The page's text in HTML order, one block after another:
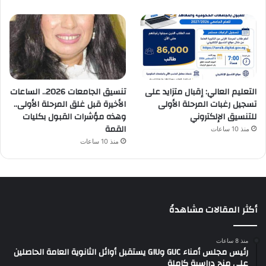
التعليم العالي: إقبال متزايد على
تسجيل رغبات المرحلة الأولى
للتنسيق الإلكتروني
منذ 10 ساعات
تنسيق الجامعات 2026.. الساعات
الأخيرة قبل غلق المرحلة الأولى..
وهذه مؤشرات القبول بكليات
القمة
منذ 10 ساعات
أكثر المقالات مشاهدةً
منذ 8 ساعات
رئيس مجلس أمناء GUC وGIU يستقبل أوائل الثانوية العامة الحاصلين